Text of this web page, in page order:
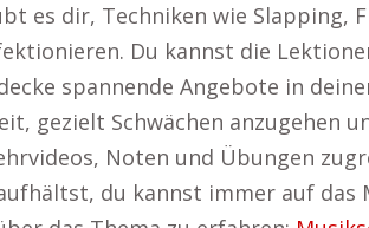
es dir, Techniken wie
Du kannst die
spannende Angebote in
gezielt Schwächen anzugehen
Noten und Übungen
du kannst immer auf